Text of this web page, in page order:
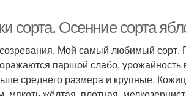
сорта. Осенние сорта
Мой самый любимый сорт.
паршой слабо,
среднего размера и крупные.